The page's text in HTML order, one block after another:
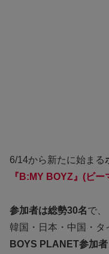
6/14から新たに始まる
『B:MY BOYZ』(ビ
参加者は総勢30名で、
韓国・日本・中国・タ
BOYS PLANET参加